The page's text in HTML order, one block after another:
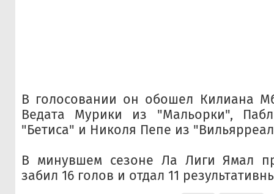
В голосовании он обошел Килиана
Ведата Мурики из "Мальорки",
"Бетиса" и Николя Пепе из
В минувшем сезоне Ла Лиги Ямал
забил 16 голов и отдал 11